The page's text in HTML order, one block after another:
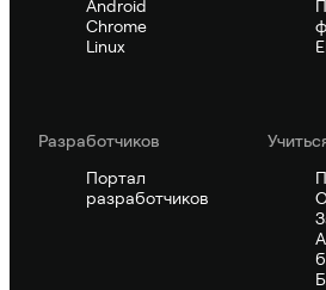
Android
Chrome
Linux
Pазработчиков
Портал
разработчиков